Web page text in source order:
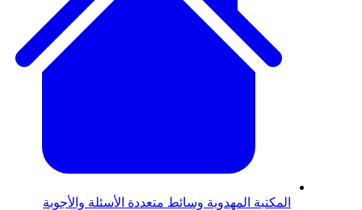
المهدويةوسائط متعددةالأسئلة والأجوبة